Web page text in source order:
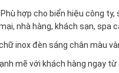
hợp cho biển hiệu công ty,
nhà hàng, khách sạn, spa
inox đèn sáng chân màu
mẽ với khách hàng ngay từ